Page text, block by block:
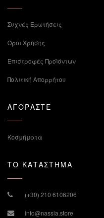
Συχνές Ερωτήσεις
Όροι Χρήσης
Επιστροφές Προϊόντων
Πολιτική Απορρήτου
ΑΓΟΡΑΣΤΕ
Κοσμήματα
ΤΟ ΚΑΤΑΣΤΗΜΑ
(+30) 210 6106206
info@nassia.store